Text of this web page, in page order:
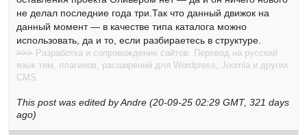
не делал последние года три.Так что данный движок на
данный момент — в качестве типа каталога можно
использовать, да и то, если разбираетесь в структуре.
>>> Разработка и сопровождение сайтов. Перевод на русский
язык тем, плагинов, расширений для Wordpress, Joomla и других
CMS.
This post was edited by Andre (20-09-25 02:29 GMT, 321 days
ago)